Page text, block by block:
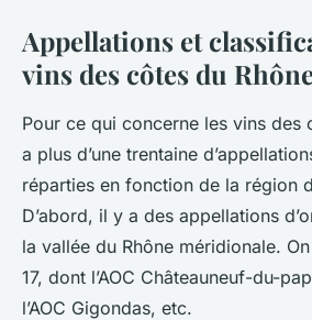
Appellations et
vins des côtes du
Pour ce qui concerne les vins des
a plus d’une trentaine
réparties en fonction de la région
D’abord, il y a des appellations
la vallée du Rhône méridionale.
17, dont l’AOC Châteauneuf-du-
l’AOC Gigondas, etc.